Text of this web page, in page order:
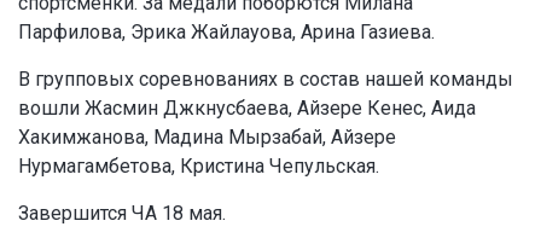
Парфилова, Эрика Жайлауова, Арина Газиева.
В групповых соревнованиях в состав нашей команды
вошли Жасмин Джкнусбаева, Айзере Кенес, Аида
Хакимжанова, Мадина Мырзабай, Айзере
Нурмагамбетова, Кристина Чепульская.
Завершится ЧА 18 мая.